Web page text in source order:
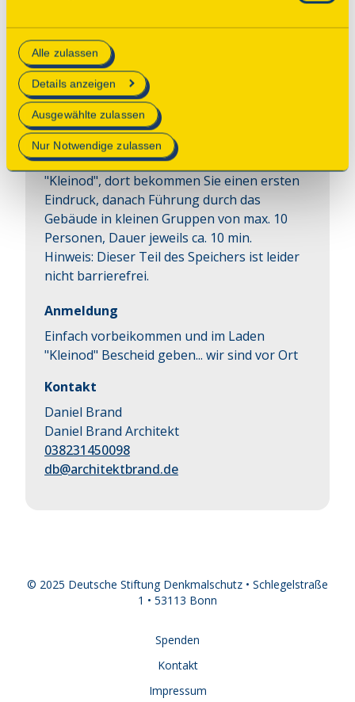
technisch notwendig und für den Betrieb der Webseite
erforderlich sind.
Mehr Informationen finden Sie in unserer
Datenschutzerklärung.
Alle zulassen
Details anzeigen
Ausgewählte zulassen
Nur Notwendige zulassen
Sonntag, 13.09.2026 14:30 Uhr
Sonntag, 13.09.2026 15:00 Uhr
Erkunden Sie den historischen Speicher - im
Erdgeschoss auf eigene Faust und in den
Obergeschossen geführt vom Architekten
des Projekts. Treffpunkt ist der Laden
"Kleinod", dort bekommen Sie einen ersten
Eindruck, danach Führung durch das
Gebäude in kleinen Gruppen von max. 10
Personen, Dauer jeweils ca. 10 min.
Hinweis: Dieser Teil des Speichers ist leider
nicht barrierefrei.
Anmeldung
Einfach vorbeikommen und im Laden
"Kleinod" Bescheid geben... wir sind vor Ort
Kontakt
Daniel Brand
Daniel Brand Architekt
038231450098
db@architektbrand.de
© 2025 Deutsche Stiftung Denkmalschutz • Schlegelstraße
1 • 53113 Bonn
Spenden
Kontakt
Impressum